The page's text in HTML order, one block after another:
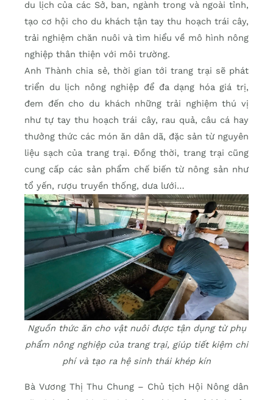
du lịch của các Sở, ban, ngành trong và ngoài tỉnh,
tạo cơ hội cho du khách tận tay thu hoạch trái cây,
trải nghiệm chăn nuôi và tìm hiểu về mô hình nông
nghiệp thân thiện với môi trường.
Anh Thành chia sẻ, thời gian tới trang trại sẽ phát
triển du lịch nông nghiệp để đa dạng hóa giá trị,
đem đến cho du khách những trải nghiệm thú vị
như tự tay thu hoạch trái cây, rau quả, câu cá hay
thưởng thức các món ăn dân dã, đặc sản từ nguyên
liệu sạch của trang trại. Đồng thời, trang trại cũng
cung cấp các sản phẩm chế biến từ nông sản như
tổ yến, rượu truyền thống, dưa lưới…
Nguồn thức ăn cho vật nuôi được tận dụng từ phụ
phẩm nông nghiệp của trang trại, giúp tiết kiệm chi
phí và tạo ra hệ sinh thái khép kín
Bà Vương Thị Thu Chung – Chủ tịch Hội Nông dân